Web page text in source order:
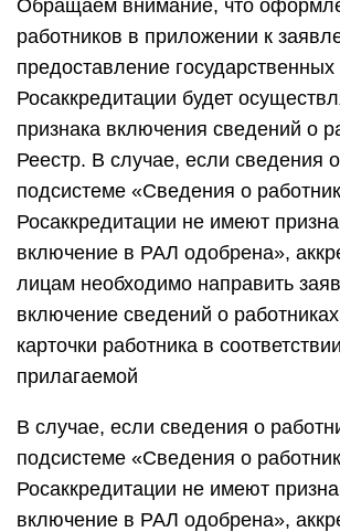
Обращаем внимание, что
работников в приложении к
предоставление
Росаккредитации будет
признака включения сведений о
Реестр. В случае, если сведения
подсистеме «Сведения о
Росаккредитации не имеют
включение в РАЛ одобрена»,
лицам необходимо направить
включение сведений о
карточки работника в
прилагаемой
В случае, если сведения о
подсистеме «Сведения о
Росаккредитации не имеют
включение в РАЛ одобрена»,